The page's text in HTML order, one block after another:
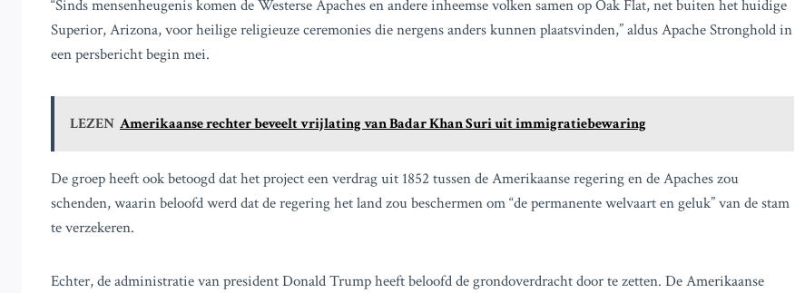
“Sinds mensenheugenis komen de Westerse Apaches en andere inheemse volken samen op Oak Flat, net buiten het huidige
Superior, Arizona, voor heilige religieuze ceremonies die nergens anders kunnen plaatsvinden,” aldus Apache Stronghold in
een persbericht begin mei.
LEZEN Amerikaanse rechter beveelt vrijlating van Badar Khan Suri uit immigratiebewaring
De groep heeft ook betoogd dat het project een verdrag uit 1852 tussen de Amerikaanse regering en de Apaches zou
schenden, waarin beloofd werd dat de regering het land zou beschermen om “de permanente welvaart en geluk” van de stam
te verzekeren.
Echter, de administratie van president Donald Trump heeft beloofd de grondoverdracht door te zetten. De Amerikaanse